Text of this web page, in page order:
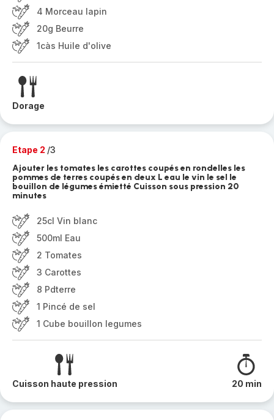
4 Morceau lapin
20g Beurre
1càs Huile d'olive
Dorage
Etape 2 /3
Ajouter les tomates les carottes coupés en rondelles les
pommes de terres coupés en deux L eau le vin le sel le
bouillon de légumes émietté Cuisson sous pression 20
minutes
25cl Vin blanc
500ml Eau
2 Tomates
3 Carottes
8 Pdterre
1 Pincé de sel
1 Cube bouillon legumes
Cuisson haute pression 20 min